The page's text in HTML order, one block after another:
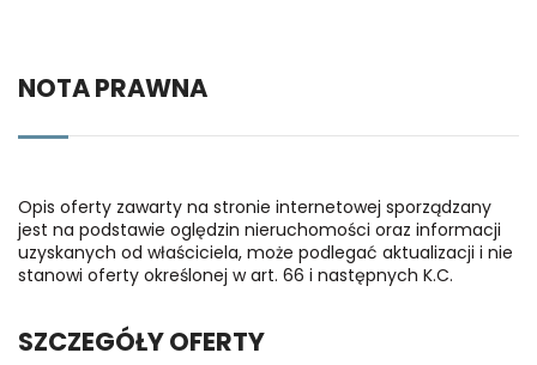
NOTA PRAWNA
Opis oferty zawarty na stronie internetowej sporządzany
jest na podstawie oględzin nieruchomości oraz informacji
uzyskanych od właściciela, może podlegać aktualizacji i nie
stanowi oferty określonej w art. 66 i następnych K.C.
SZCZEGÓŁY OFERTY